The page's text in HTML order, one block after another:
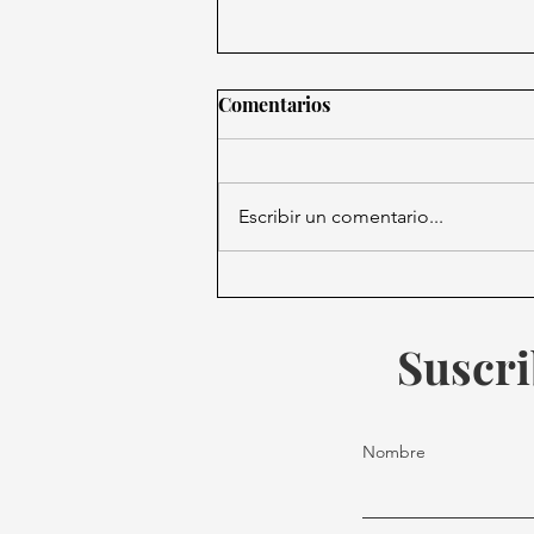
marcan el Día Mundial del
Medio Ambiente en México
Comentarios
Escribir un comentario...
Nombre